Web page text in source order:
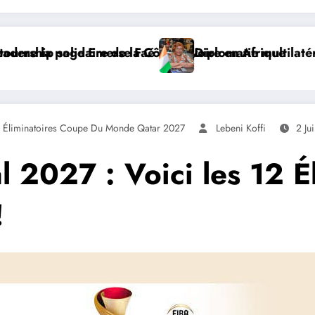
Afrique
multilatérale : à Addis-Abeba, SE Mme Nialé
𝐉𝐎𝐉
Éliminatoires Coupe Du Monde Qatar 2027 Lebeni Koffi 2
2027 : Voici les 12